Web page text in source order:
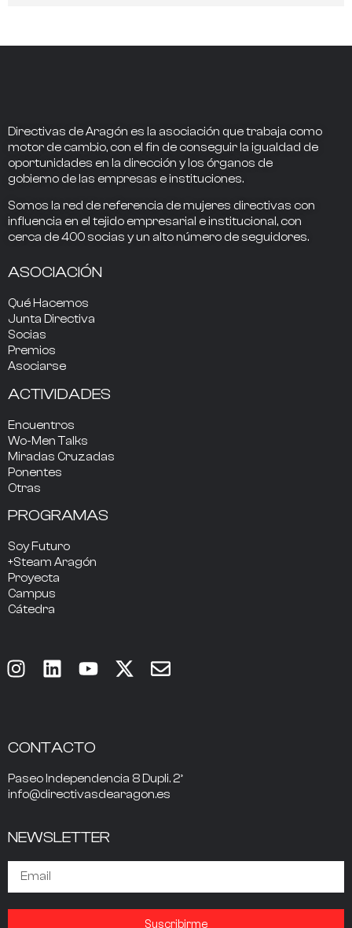
Directivas de Aragón es la asociación que trabaja como
motor de cambio, con el fin de conseguir la igualdad de
oportunidades en la dirección y los órganos de
gobierno de las empresas e instituciones.
Somos la red de referencia de mujeres directivas con
influencia en el tejido empresarial e institucional, con
cerca de400 socias y un alto número de seguidores.
ASOCIACIÓN
Qué Hacemos
Junta Directiva
Socias
Premios
Asociarse
ACTIVIDADES
Encuentros
Wo-Men Talks
Miradas Cruzadas
Ponentes
Otras
PROGRAMAS
Soy Futuro
+Steam Aragón
Proyecta
Campus
Cátedra
CONTACTO
Paseo Independencia 8 Dupli. 2º
info@directivasdearagon.es
NEWSLETTER
Suscribirme